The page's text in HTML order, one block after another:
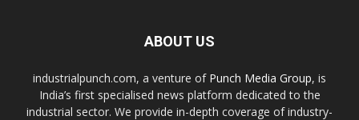
ABOUT US
industrialpunch.com, a venture of Punch Media Group, is
India’s first specialised news platform dedicated to the
industrial sector. We provide in-depth coverage of industry-